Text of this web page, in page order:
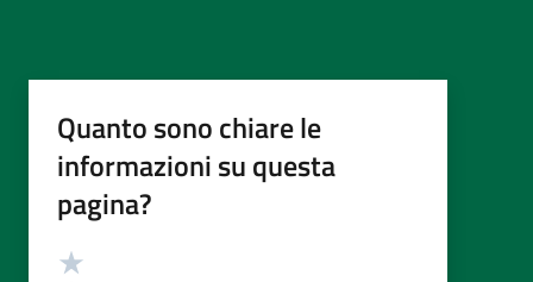
Quanto sono chiare le
informazioni su questa
pagina?
Valutazione